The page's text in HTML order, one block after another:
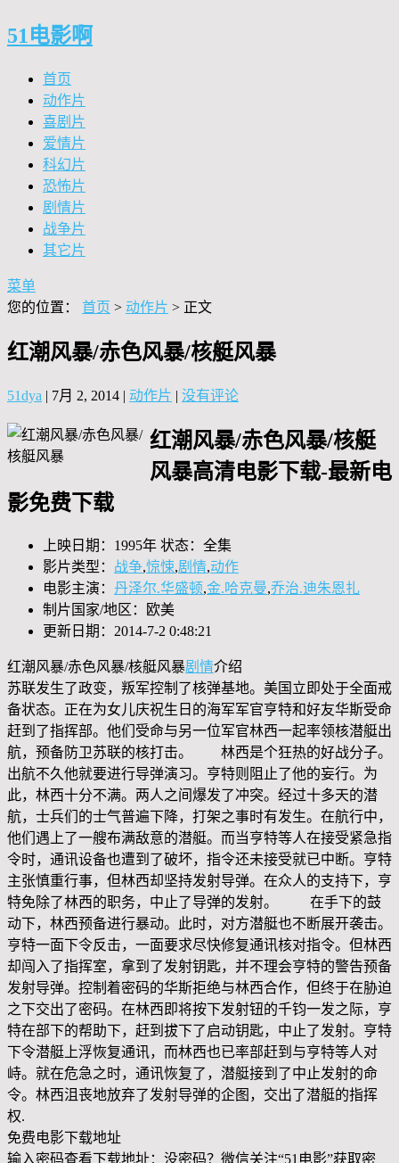
51电影啊
首页
动作片
喜剧片
爱情片
科幻片
恐怖片
剧情片
战争片
其它片
菜单
您的位置： 首页 > 动作片 > 正文
红潮风暴/赤色风暴/核艇风暴
51dya | 7月 2, 2014 | 动作片 | 没有评论
红潮风暴/赤色风暴/核艇
风暴高清电影下载-最新电
影免费下载
上映日期：1995年 状态：全集
影片类型： 战争,惊悚,剧情,动作
电影主演： 丹泽尔.华盛顿,金.哈克曼,乔治.迪朱恩扎
制片国家/地区：欧美
更新日期：2014-7-2 0:48:21
红潮风暴/赤色风暴/核艇风暴剧情介绍
苏联发生了政变，叛军控制了核弹基地。美国立即处于全面戒
备状态。正在为女儿庆祝生日的海军军官亨特和好友华斯受命
赶到了指挥部。他们受命与另一位军官林西一起率领核潜艇出
航，预备防卫苏联的核打击。 林西是个狂热的好战分子。
出航不久他就要进行导弹演习。亨特则阻止了他的妄行。为
此，林西十分不满。两人之间爆发了冲突。经过十多天的潜
航，士兵们的士气普遍下降，打架之事时有发生。在航行中，
他们遇上了一艘布满敌意的潜艇。而当亨特等人在接受紧急指
令时，通讯设备也遭到了破坏，指令还未接受就已中断。亨特
主张慎重行事，但林西却坚持发射导弹。在众人的支持下，亨
特免除了林西的职务，中止了导弹的发射。 在手下的鼓
动下，林西预备进行暴动。此时，对方潜艇也不断展开袭击。
亨特一面下令反击，一面要求尽快修复通讯核对指令。但林西
却闯入了指挥室，拿到了发射钥匙，并不理会亨特的警告预备
发射导弹。控制着密码的华斯拒绝与林西合作，但终于在胁迫
之下交出了密码。在林西即将按下发射钮的千钧一发之际，亨
特在部下的帮助下，赶到拔下了启动钥匙，中止了发射。亨特
下令潜艇上浮恢复通讯，而林西也已率部赶到与亨特等人对
峙。就在危急之时，通讯恢复了，潜艇接到了中止发射的命
令。林西沮丧地放弃了发射导弹的企图，交出了潜艇的指挥
权.
免费电影下载地址
输入密码查看下载地址：没密码？微信关注“51电影”获取密